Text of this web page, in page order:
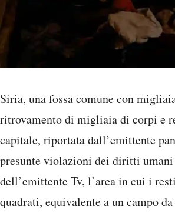
Siria, una fossa comune con
ritrovamento di migliaia di corpi e
capitale, riportata dall’emittente
presunte violazioni dei diritti
dell’emittente Tv, l’area in cui i
quadrati, equivalente a un campo